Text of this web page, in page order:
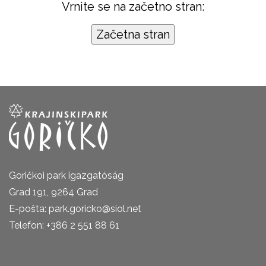
Vrnite se na začetno stran:
Goričkoi park igazgatóság
Grad 191, 9264 Grad
E-pošta: park.goricko@siol.net
Telefon: +386 2 551 88 61